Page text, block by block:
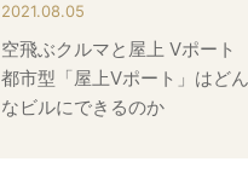
2021.08.05
空飛ぶクルマと屋上 Vポート
都市型「屋上Vポート」はどん
なビルにできるのか